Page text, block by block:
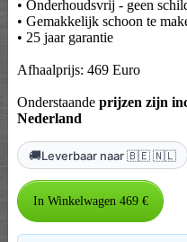
• Onderhoudsvrij - geen
• Gemakkelijk schoon te
• 25 jaar garantie
Afhaalprijs: 469 Euro
Onderstaande prijzen zijn
Nederland
🚚Leverbaar naar 🇧🇪 🇳🇱